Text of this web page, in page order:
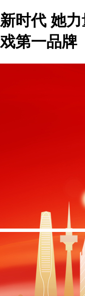
新时代 她
戏第一品牌